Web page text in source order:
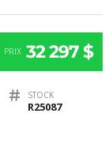
PRIX 32 297 $
STOCK
R25087